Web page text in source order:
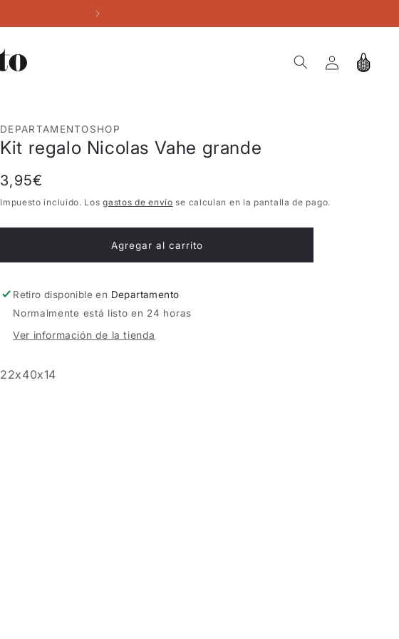
sesión
Carrito
DEPARTAMENTOSHOP
Kit regalo Nicolas Vahe grande
Precio
habitual
3,95€
Impuesto incluido. Losgastos de envío se calculan en la pantalla de pago.
Agregar al carrito
Retiro disponible en Departamento
Normalmente está listo en 24 horas
Ver información de la tienda
22x40x14